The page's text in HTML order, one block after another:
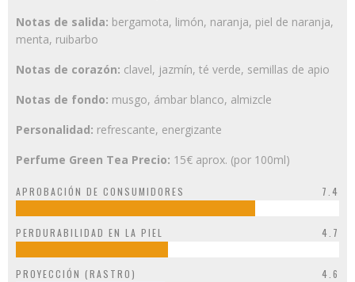
Notas de salida: bergamota, limón, naranja, piel de naranja,
menta, ruibarbo
Notas de corazón: clavel, jazmín, té verde, semillas de apio
Notas de fondo: musgo, ámbar blanco, almizcle
Personalidad: refrescante, energizante
Perfume Green Tea Precio: 15€ aprox. (por 100ml)
APROBACIÓN DE CONSUMIDORES 7.4
PERDURABILIDAD EN LA PIEL 4.7
PROYECCIÓN (RASTRO) 4.6